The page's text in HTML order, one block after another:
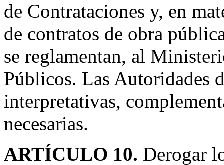
de Contrataciones y, en
de contratos de obra
se reglamentan, al
Públicos. Las Autoridades
interpretativas,
necesarias.
ARTÍCULO 10. Derogar